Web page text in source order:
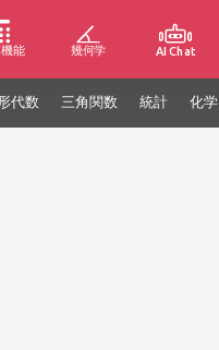
能 幾何学 AI Chat
代数 三角関数 統計 化学